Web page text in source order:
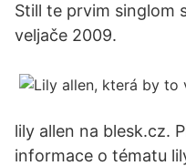
Still te prvim singlom
veljače 2009.
lily allen na blesk.cz.
informace o tématu